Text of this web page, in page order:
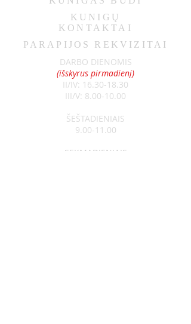
KUNIGŲ
KONTAKTAI
PARAPIJOS REKVIZITAI
DARBO DIENOMIS
(išskyrus pirmadienį)
II/IV: 16.30-18.30
III/V: 8.00-10.00
ŠEŠTADIENIAIS
9.00-11.00
SEKMADIENIAIS